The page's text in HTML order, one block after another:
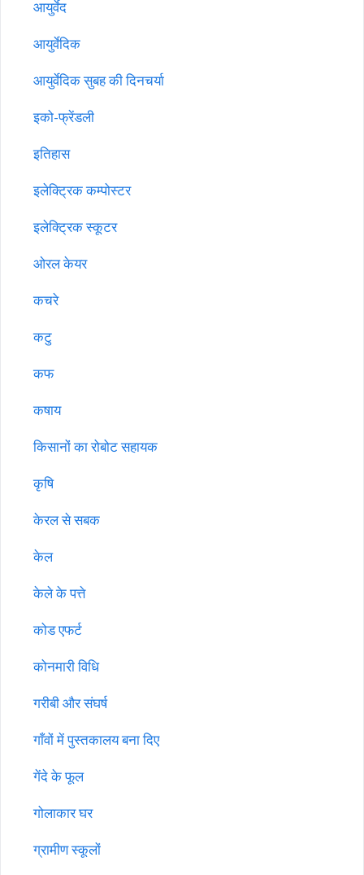
आयुर्वेद
आयुर्वेदिक
आयुर्वेदिक सुबह की दिनचर्या
इको-फ्रेंडली
इतिहास
इलेक्ट्रिक कम्पोस्टर
इलेक्ट्रिक स्कूटर
ओरल केयर
कचरे
कटु
कफ
कषाय
किसानों का रोबोट सहायक
कृषि
केरल से सबक
केल
केले के पत्ते
कोड एफर्ट
कोनमारी विधि
गरीबी और संघर्ष
गाँवों में पुस्तकालय बना दिए
गेंदे के फूल
गोलाकार घर
ग्रामीण स्कूलों